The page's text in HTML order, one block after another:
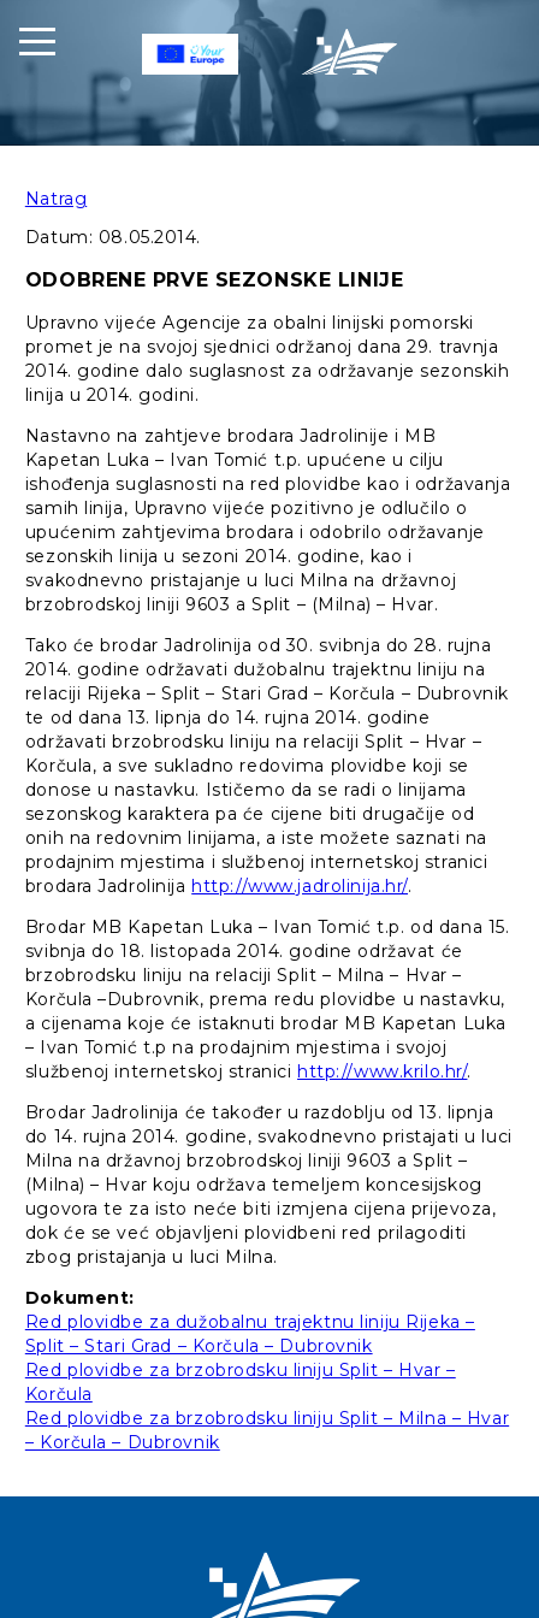
Natrag
Datum: 08.05.2014.
ODOBRENE PRVE SEZONSKE LINIJE
Upravno vijeće Agencije za obalni linijski pomorski
promet je na svojoj sjednici održanoj dana 29. travnja
2014. godine dalo suglasnost za održavanje sezonskih
linija u 2014. godini.
Nastavno na zahtjeve brodara Jadrolinije i MB
Kapetan Luka – Ivan Tomić t.p. upućene u cilju
ishođenja suglasnosti na red plovidbe kao i održavanja
samih linija, Upravno vijeće pozitivno je odlučilo o
upućenim zahtjevima brodara i odobrilo održavanje
sezonskih linija u sezoni 2014. godine, kao i
svakodnevno pristajanje u luci Milna na državnoj
brzobrodskoj liniji 9603 a Split – (Milna) – Hvar.
Tako će brodar Jadrolinija od 30. svibnja do 28. rujna
2014. godine održavati dužobalnu trajektnu liniju na
relaciji Rijeka – Split – Stari Grad – Korčula – Dubrovnik
te od dana 13. lipnja do 14. rujna 2014. godine
održavati brzobrodsku liniju na relaciji Split – Hvar –
Korčula, a sve sukladno redovima plovidbe koji se
donose u nastavku. Ističemo da se radi o linijama
sezonskog karaktera pa će cijene biti drugačije od
onih na redovnim linijama, a iste možete saznati na
prodajnim mjestima i službenoj internetskoj stranici
brodara Jadrolinija http://www.jadrolinija.hr/.
Brodar MB Kapetan Luka – Ivan Tomić t.p. od dana 15.
svibnja do 18. listopada 2014. godine održavat će
brzobrodsku liniju na relaciji Split – Milna – Hvar –
Korčula –Dubrovnik, prema redu plovidbe u nastavku,
a cijenama koje će istaknuti brodar MB Kapetan Luka
– Ivan Tomić t.p na prodajnim mjestima i svojoj
službenoj internetskoj stranici http://www.krilo.hr/.
Brodar Jadrolinija će također u razdoblju od 13. lipnja
do 14. rujna 2014. godine, svakodnevno pristajati u luci
Milna na državnoj brzobrodskoj liniji 9603 a Split –
(Milna) – Hvar koju održava temeljem koncesijskog
ugovora te za isto neće biti izmjena cijena prijevoza,
dok će se već objavljeni plovidbeni red prilagoditi
zbog pristajanja u luci Milna.
Dokument:
Red plovidbe za dužobalnu trajektnu liniju Rijeka –
Split – Stari Grad – Korčula – Dubrovnik
Red plovidbe za brzobrodsku liniju Split – Hvar –
Korčula
Red plovidbe za brzobrodsku liniju Split – Milna – Hvar
– Korčula – Dubrovnik